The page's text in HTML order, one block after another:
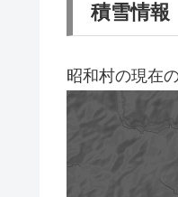
積雪情報
昭和村の現在